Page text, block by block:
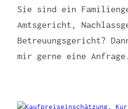
Sie sind ein
Amtsgericht,
Betreuungsgericht?
mir gerne eine Anfrage.